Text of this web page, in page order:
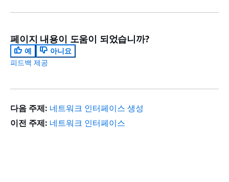
페이지 내용이 도움이 되었습니까?
예
아니요
피드백 제공
다음 주제: 네트워크 인터페이스 생성
이전 주제: 네트워크 인터페이스